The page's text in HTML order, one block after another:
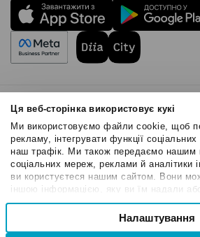
Ця веб-сторінка використовує кукі
Ми використовуємо файли cookie, щоб
рекламу, інтегрувати функції
наш трафік. Ми також передаємо нашим
соціальних мереж, реклами й аналітики
ви користуєтеся нашим сайтом. Вони
іншою інформацією, яку ви їм надали
час вашого користування їхніми
Вибір
Налаштування
Правила користування
Політика Cookies
Безпека SendPulse
Політика конфіденційності
© 2015 - 2026. ТОВ «СендПульс». Всі